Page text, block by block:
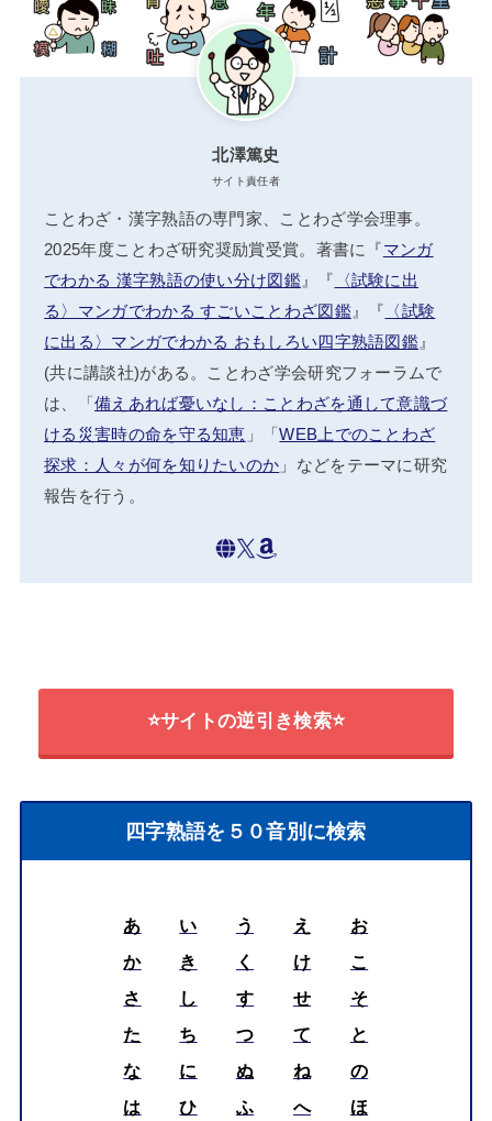
北澤篤史
サイト責任者
ことわざ・漢字熟語の専門家、ことわざ学会理事。
2025年度ことわざ研究奨励賞受賞。著書に『マンガ
でわかる 漢字熟語の使い分け図鑑』『 〈試験に出
る〉マンガでわかる すごいことわざ図鑑』『 〈試験
に出る〉マンガでわかる おもしろい四字熟語図鑑』
(共に講談社)がある。ことわざ学会研究フォーラムで
は、「備えあれば憂いなし：ことわざを通して意識づ
ける災害時の命を守る知恵 」「WEB上でのことわざ
探求：人々が何を知りたいのか 」などをテーマに研究
報告を行う。
⭐サイトの逆引き検索⭐
四字熟語を５０音別に検索
あ い う え
お
か
き く け
こ
さ
し す せ
そ
た
ち つ て
と
な
に ぬ ね
の
は
ひ ふ へ
ほ